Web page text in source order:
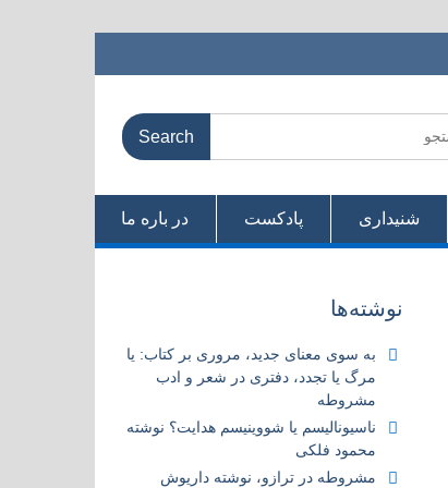
شنیداری پادکست در باره ما
نوشته‌ها
به سوی معنای جدید، مروری بر کتاب:‌ یا
مرگ یا تجدد، دفتری در شعر و ادب
مشروطه
ناسیونالیسم یا شووینیسم هدایت؟ نوشته
محمود فلکی
مشروطه در ترازو، نوشته داریوش